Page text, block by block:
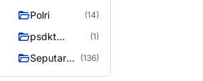
Polri (14)
psdkt
murung raya
(1)
Seputar
(136)